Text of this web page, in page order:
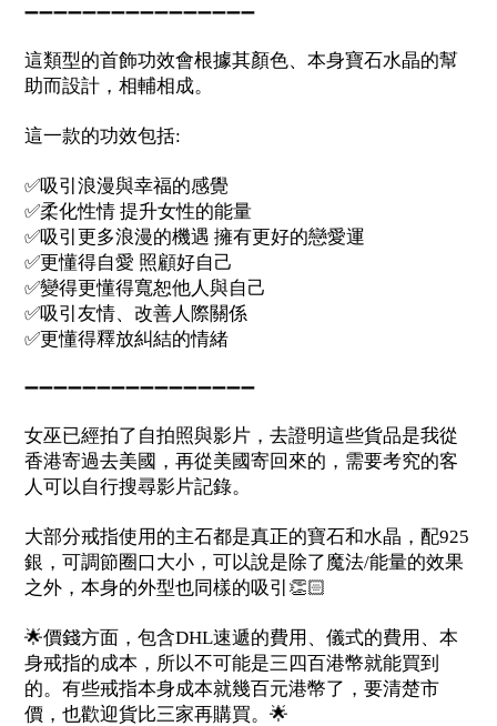
➖➖➖➖➖➖➖➖➖➖➖➖➖➖➖➖
這類型的首飾功效會根據其顏色、本身寶石水晶的幫
助而設計，相輔相成。
這一款的功效包括:
✅吸引浪漫與幸福的感覺
✅柔化性情 提升女性的能量
✅吸引更多浪漫的機遇 擁有更好的戀愛運
✅更懂得自愛 照顧好自己
✅變得更懂得寬恕他人與自己
✅吸引友情、改善人際關係
✅更懂得釋放糾結的情緒
➖➖➖➖➖➖➖➖➖➖➖➖➖➖➖➖
女巫已經拍了自拍照與影片，去證明這些貨品是我從
香港寄過去美國，再從美國寄回來的，需要考究的客
人可以自行搜尋影片記錄。
大部分戒指使用的主石都是真正的寶石和水晶，配925
銀，可調節圈口大小，可以說是除了魔法/能量的效果
之外，本身的外型也同樣的吸引 👏🏻
🌟價錢方面，包含DHL速遞的費用、儀式的費用、本
身戒指的成本，所以不可能是三四百港幣就能買到
的。有些戒指本身成本就幾百元港幣了，要清楚市
價，也歡迎貨比三家再購買。 🌟